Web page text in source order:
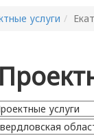
услуги